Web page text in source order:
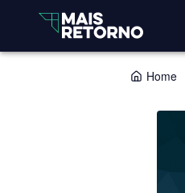
Home